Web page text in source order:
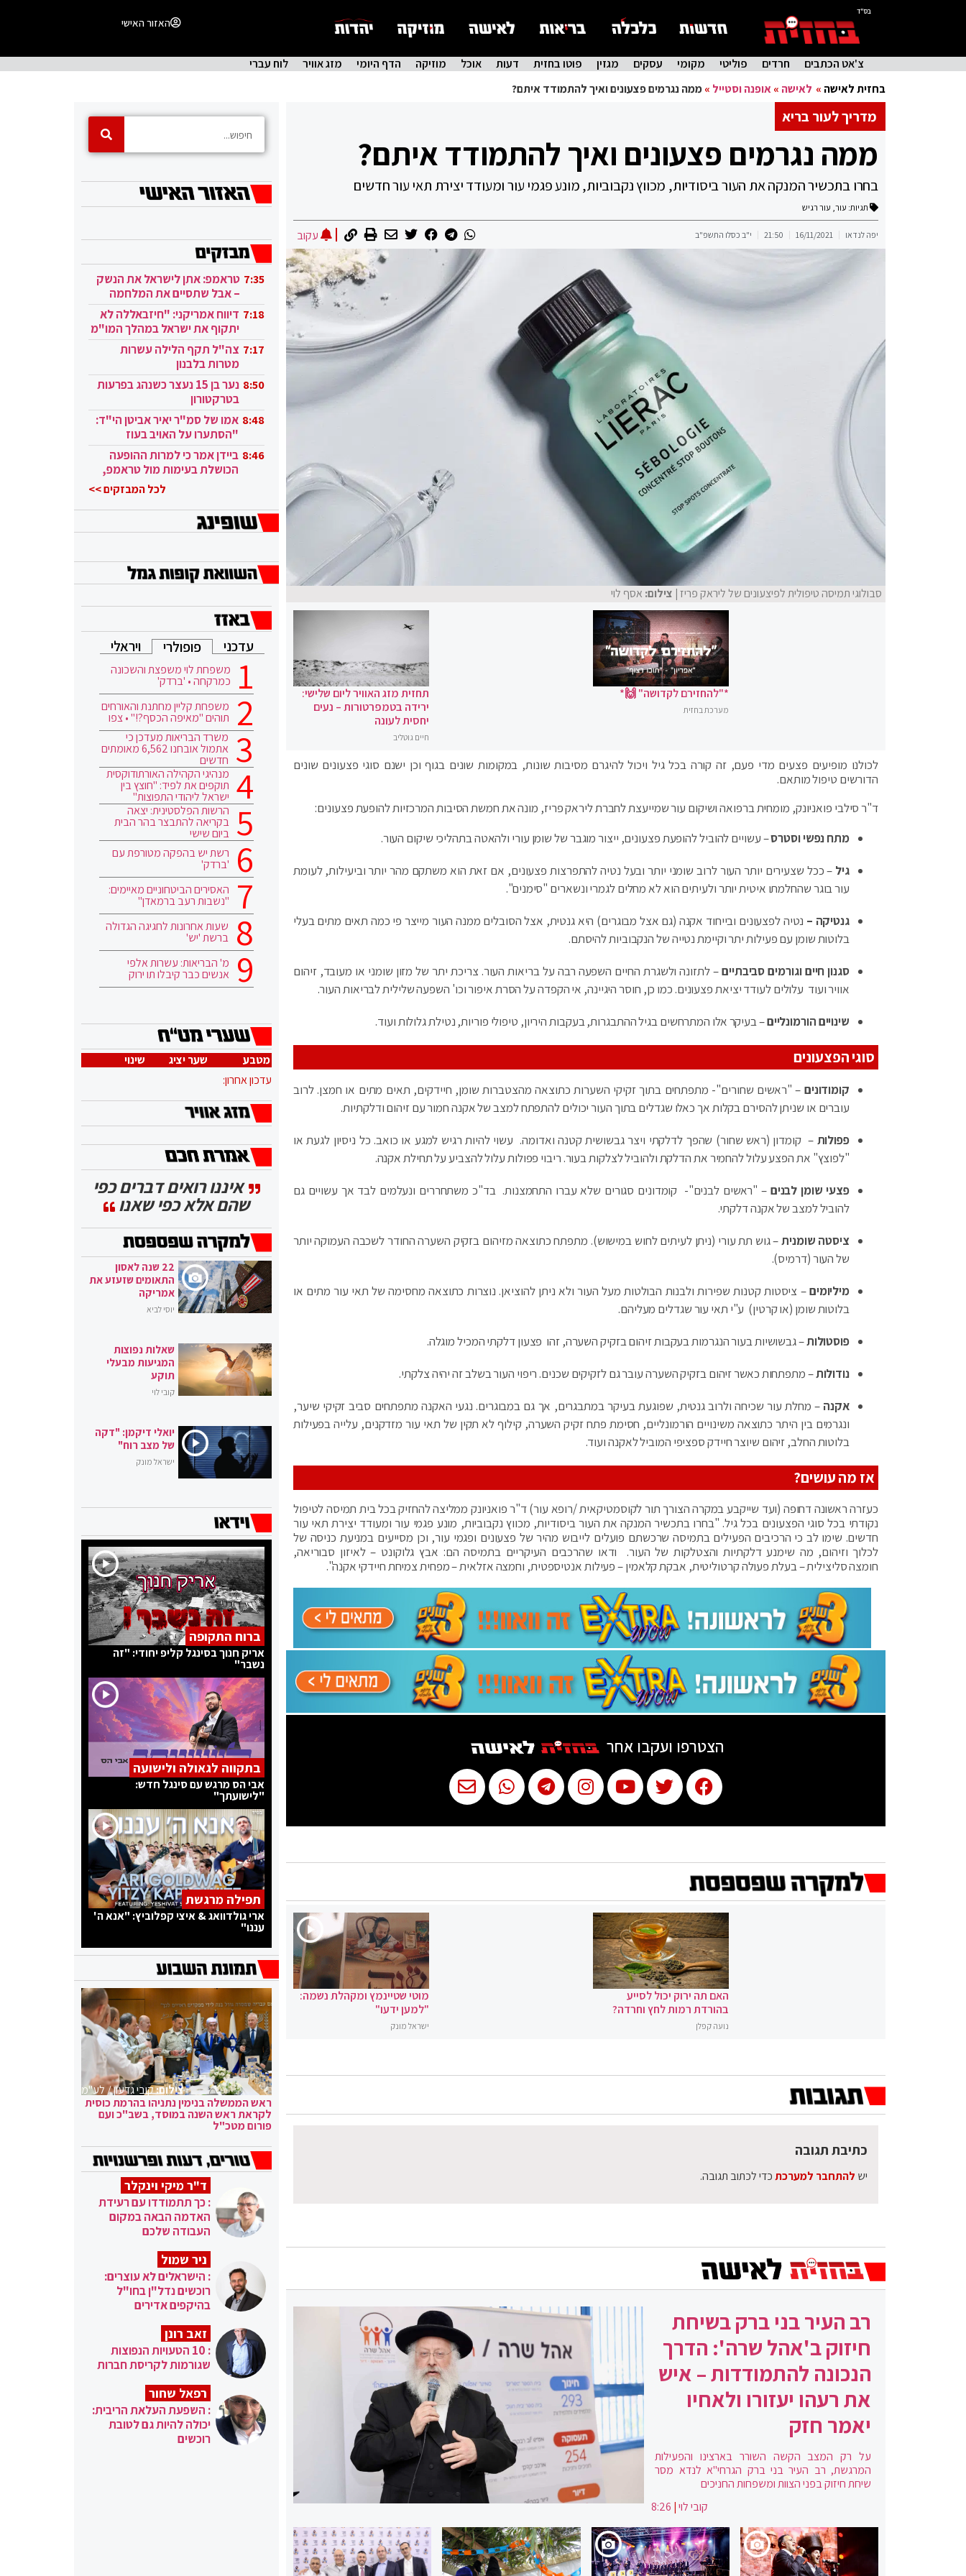
בס"ד
האזור האישי
צ'אט הכתבים חרדים פוליטי מקומי עסקים מגזין פוטו בחזית דעות אוכל מוזיקה הדף היומי מזג אוויר
לוח עברי
בחזית לאישה » לאישה »אופנה וסטייל »ממה נגרמים פצעונים ואיך להתמודד איתם?
מדריך לעור בריא
ממה נגרמים פצעונים ואיך להתמודד איתם?
בחרו בתכשיר המנקה את העור ביסודיות, מכווץ נקבוביות, מונע פגמי עור ומעודד יצירת תאי עור חדשים
תגיות: עור, עור רגיש
יפה לנדאו 16/11/2021
21:50 י"ב כסלו התשפ"ב עקוב
סבולוגי תמיסה טיפולית לפיצעונים של ליראק פריז| צילום: אסף לוי
*"להחזירם לקדושה" 🙌*
מערכת בחזית
תחזית מזג האוויר ליום שלישי:
ירידה בטמפרטורות – נעים
יחסית לעונה
חיים גוטליב
לכולנו מופיעים פצעים מדי פעם, זה קורה בכל גיל ויכול להיגרם מסיבות שונות, במקומות שונים בגוף וכן ישנם סוגי פצעונים שונים
הדורשים טיפול מותאם.
ד"ר סילבי פואניונק, מומחית ברפואה ושיקום עור שמייעצת לחברת ליראק פריז, מונה את חמשת הסיבות המרכזיות להופעת פצעונים:
מתח נפשי וסטרס– עשויים להוביל להופעת פצעונים, ייצור מוגבר של שומן עורי ולהאטה בתהליכי שיקום העור.
גיל – ככל שצעירים יותר העור לרוב שומני יותר ובעל נטיה להתפרצות פצעונים, אם זאת הוא משתקם מהר יותר וביעילות, לעומת
עור בוגר שהחלמתו איטית יותר ולעיתים הוא לא מחלים לגמרי ונשארים "סימנים".
גנטיקה – נטיה לפצעונים ובייחוד אקנה (גם אצל מבוגרים) היא גנטית, אצל הסובלים ממנה העור מייצר פי כמה תאים מתים בעלי
בלוטות שומן עם פעילות יתר וקיימת נטייה של הנקבוביות להיסתם.
סגנון חיים וגורמים סביבתיים– לתזונה ולשגרת החיים השפעה רבה על בריאות העור. צריכת יתר של מזון שומני או מעובד, זיהום
אוויר ועוד עלולים לעודד יציאת פצעונים. כמו כן, חוסר היגיינה, אי הקפדה על הסרת איפור וכו' השפעה שלילית לבריאות העור.
שינויים הורמונליים– בעיקר אלו המתרחשים בגיל ההתבגרות, בעקבות היריון, טיפולי פוריות, נטילת גלולות ועוד.
סוגי הפצעונים
קומודונים – "ראשים שחורים"- מתפתחים בתוך זקיקי השערות כתוצאה מהצטברות שומן, חיידקים, תאים מתים או חמצן. לרוב
עוברים או שניתן להסירם בקלות אך כאלו שגדלים בתוך העור יכולים להתפתח למצב של אקנה חמור עם זיהום ודלקתיות.
פפולות – קומדון (ראש שחור) שהפך לדלקתי ויצר גבשושית קטנה ואדומה. עשוי להיות רגיש למגע או כואב. כל ניסיון לגעת או
"לפוצץ" את הפצע עלול להחמיר את הדלקת ולהוביל לצלקות בעור. ריבוי פפולות עלול להצביע על תחילת אקנה.
פצעי שומן לבנים – "ראשים לבנים"- קומדונים סגורים שלא עברו התחמצנות. בד"כ משתחררים ונעלמים לבד אך עשויים גם
להוביל למצב של אקנה דלקתי.
ציסטה שומנית– גוש תת עורי (ניתן לעיתים לחוש במישוש). מתפתח כתוצאה מזיהום בזקיק השערה החודר לשכבה העמוקה יותר
של העור (דרמיס).
מיליומים– ציסטות קטנות שפירות ולבנות הבולטות מעל העור ולא ניתן להוציאן. נוצרות כתוצאה מחסימה של תאי עור מתים או
בלוטות שומן (או קרטין) ע"י תאי עור שגדלים מעליהם.
פוסטולות– גבשושיות בעור הנגרמות בעקבות זיהום בזקיק השערה, זהו פצעון דלקתי המכיל מוגלה.
נודולות– מתפתחות כאשר זיהום בזקיק השערה עובר גם לזקיקים שכנים. ריפוי העור בשלב זה יהיה צלקתי.
אקנה – מחלת עור שכיחה ולרוב גנטית, שפוגעת בעיקר במתבגרים, אך גם במבוגרים. נגעי האקנה מתפתחים סביב זקיקי שיער,
ונגרמים בין היתר כתוצאה משינויים הורמונליים, חסימת פתח זקיק השערה, קילוף לא תקין של תאי עור מזדקנים, עלייה בפעילות
בלוטות החלב, זיהום שיוצר חיידק ספציפי המוביל לאקנה ועוד.
אז מה עושים?
כעזרה ראשונה דחופה (ועד שייקבע במקרה הצורך תור לקוסמטיקאית /רופא עור) ד"ר פואניונק ממליצה להחזיק בכל בית תמיסה לטיפול
נקודתי בכל סוגי הפצעונים בכל גיל. "בחרו בתכשיר המנקה את העור ביסודיות, מכווץ נקבוביות, מונע פגמי עור ומעודד יצירת תאי עור
חדשים. שימו לב כי הרכיבים הפעילים בתמיסה שרכשתם פועלים לייבוש מהיר של פצעונים ופגמי עור, וכן מסייעים במניעת כניסה של
לכלוך וזיהום, מה שימנע דלקתיות והצטלקות של העור. ודאו שהרכבים העיקריים בתמיסה הם: אבץ גלוקונט – לאיזון סבוריאה,
חומצה סליצילית – בעלת פעולה קרטוליטית, אבקת קלאמין – פעילות אנטיספטית, וחמצה אזלאית – מפחית צמיחת חיידקי אקנה".
הצטרפו ועקבו אחר
האם תה ירוק יכול לסייע
בהורדת רמות לחץ וחרדה?
נועה קפלן
מוטי שטיינמץ ומקהלת נשמה:
"למען ידעו"
ישראל מונק
כתיבת תגובה
יש להתחבר למערכתכדי לכתוב תגובה.
רב העיר בני ברק בשיחת
חיזוק ב'אהל שרה': הדרך
הנכונה להתמודדות – איש
את רעהו יעזורו ולאחיו
יאמר חזק
על רק המצב הקשה השורר בארצינו והפעילות
המרגשת, רב העיר בני ברק הגרחי"א לנדא מסר
שיחת חיזוק בפני הצוות ומשפחות החניכים
קובי לוי|
8:26
7:35 טראמפ: אתן לישראל את הנשק
– אבל שתסיים את המלחמה
בעזה 7:18 דיווח אמריקני: "חיזבאללה לא
יתקוף את ישראל במהלך המו"מ
בקטאר" 7:17 צה"ל תקף הלילה עשרות
מטרות בלבנון
8:50
נער בן 15 נעצר כשנהג בפרעות
בטרקטורון
8:48 אמו של סמ"ר יאיר אביטן הי"ד:
"הסתערו על האויב בעוז
ובגבורה" 8:46 ביידן אמר כי למרות ההופעה
הכושלת בעימות מול טראמפ,
לכל המבזקים >>
עדכני פופולרי ויראלי
משפחת לוי משפצת והשכונה
כמרקחה • 'ברדק'
משפחת קליין מחתנת והאורחים
תוהים "מאיפה הכסף?!" • צפו
משרד הבריאות מעדכן כי
אתמול אובחנו 6,562 מאומתים
חדשים
מנהיגי הקהילה האורתודוקסית
תוקפים את לפיד: "חוצץ בין
ישראל ליהודי התפוצות"
הרשות הפלסטינית: יצאה
בקריאה להתבצר בהר הבית
ביום שישי
רשת יש בהפקה מטורפת עם
'ברדק'
האסירים הביטחוניים מאיימים:
"נשבות רעב ברמאדן"
שעות אחרונות לחגיגה הגדולה
ברשת 'יש'
מ' הבריאות: עשרות אלפי
אנשים כבר קיבלו תו ירוק
מטבע שער יציג
שינוי
עדכון אחרון:
איננו רואים דברים כפי
שהם אלא כפי שאנו
22 שנה לאסון
התאומים שזעזע את
אמריקה
יוסי לביא
שאלות נפוצות
המגיעות מבעלי
תוקע
קובי לוי
יואלי דיקמן: "דקה
של מצב רוח"
ישראל מונק
ברוח התקופה
אריק חנוך בסינגל קליפ יחודי: "זה
נשבר"
בתקווה לגאולה ולישועה
אבי הס מרגש עם סינגל חדש:
"לישועתך"
תפילה מרגשת
ארי גולדוואג & איצי קפלוביץ: "אנא ה'
עננו"
צילום:קובי גדעון / לע"מ
ראש הממשלה בנימין נתניהו בהרמת כוסית
לקראת ראש השנה במוסד, בשב"כ ועם
פורום מטכ"ל
ד"ר מיקי וינקלר
: כך תתמודדו עם רעידת
האדמה הבאה במקום
העבודה שלכם
ניר שמול
: הישראלים לא עוצרים:
רוכשים נדל"ן בחו"ל
בהיקפים אדירים
זאב רונן
: 10 הטעויות הנפוצות
שגורמות לקריסת חברות
רפאל שחור
: השפעת העלאת הריבית:
יכולה להיות גם לטובת
רוכשים